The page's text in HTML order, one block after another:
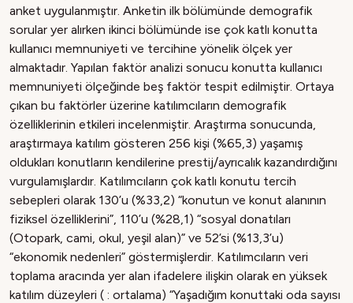
anket uygulanmıştır. Anketin ilk bölümünde demografik
sorular yer alırken ikinci bölümünde ise çok katlı konutta
kullanıcı memnuniyeti ve tercihine yönelik ölçek yer
almaktadır. Yapılan faktör analizi sonucu konutta kullanıcı
memnuniyeti ölçeğinde beş faktör tespit edilmiştir. Ortaya
çıkan bu faktörler üzerine katılımcıların demografik
özelliklerinin etkileri incelenmiştir. Araştırma sonucunda,
araştırmaya katılım gösteren 256 kişi (%65,3) yaşamış
oldukları konutların kendilerine prestij/ayrıcalık kazandırdığını
vurgulamışlardır. Katılımcıların çok katlı konutu tercih
sebepleri olarak 130’u (%33,2) “konutun ve konut alanının
fiziksel özelliklerini”, 110’u (%28,1) “sosyal donatıları
(Otopark, cami, okul, yeşil alan)” ve 52’si (%13,3’u)
“ekonomik nedenleri” göstermişlerdir. Katılımcıların veri
toplama aracında yer alan ifadelere ilişkin olarak en yüksek
katılım düzeyleri ( : ortalama) “Yaşadığım konuttaki oda sayısı